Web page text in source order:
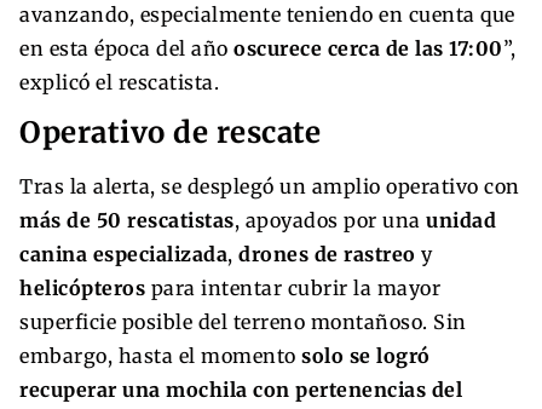
avanzando, especialmente teniendo en cuenta que
en esta época del año oscurece cerca de las 17:00”,
explicó el rescatista.
Operativo de rescate
Tras la alerta, se desplegó un amplio operativo con
más de 50 rescatistas, apoyados por una unidad
canina especializada, drones de rastreo y
helicópteros para intentar cubrir la mayor
superficie posible del terreno montañoso. Sin
embargo, hasta el momento solo se logró
recuperar una mochila con pertenencias del